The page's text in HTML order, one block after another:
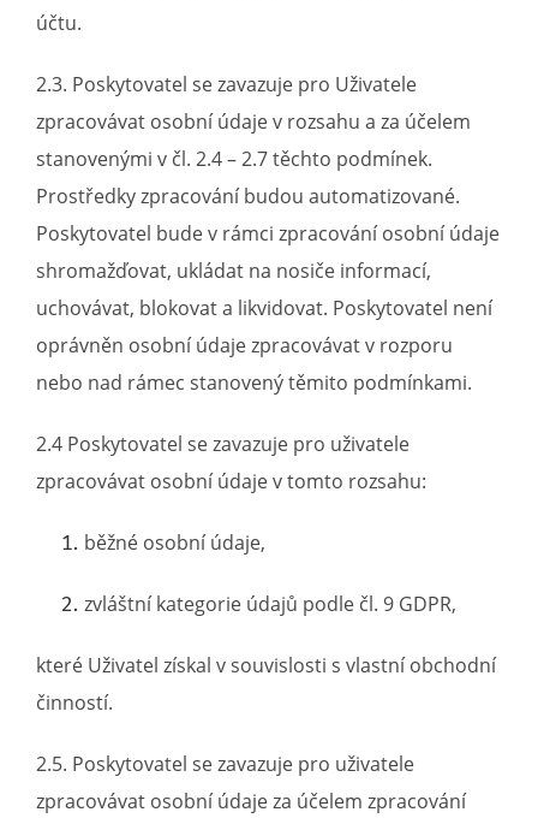
účtu.
2.3. Poskytovatel se zavazuje pro Uživatele
zpracovávat osobní údaje v rozsahu a za účelem
stanovenými v čl. 2.4 – 2.7 těchto podmínek.
Prostředky zpracování budou automatizované.
Poskytovatel bude v rámci zpracování osobní údaje
shromažďovat, ukládat na nosiče informací,
uchovávat, blokovat a likvidovat. Poskytovatel není
oprávněn osobní údaje zpracovávat v rozporu
nebo nad rámec stanovený těmito podmínkami.
2.4 Poskytovatel se zavazuje pro uživatele
zpracovávat osobní údaje v tomto rozsahu:
běžné osobní údaje,
zvláštní kategorie údajů podle čl. 9 GDPR,
které Uživatel získal v souvislosti s vlastní obchodní
činností.
2.5. Poskytovatel se zavazuje pro uživatele
zpracovávat osobní údaje za účelem zpracování